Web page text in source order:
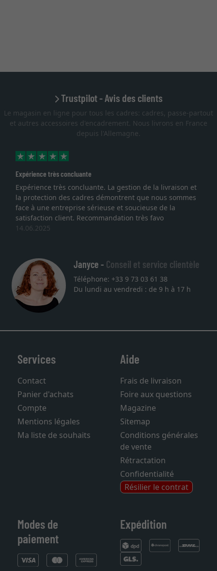
Trustpilot - Avis des clients
Le magasin en ligne pour tous les cadres: cadres, passe-partout
et autres accessoires d'encadrement. Nous livrons en France
depuis l'Allemagne.
Expérience très concluante
Expérience très concluante. La gestion de la livraison et
la protection des cadres démontrent que nous sommes
face à une entreprise sérieuse et soucieuse de la
satisfaction client. Recommandation très favo
14.06.2025
Janyce - Conseil et service clientèle
Téléphone: +33 9 73 03 61 38
Du lundi au vendredi : de 9 h à 17 h
Services
Contact
Panier d'achats
Compte
Mentions légales
Ma liste de souhaits
Aide
Frais de livraison
Foire aux questions
Magazine
Sitemap
Conditions générales
de vente
Rétractation
Confidentialité
Résilier le contrat
Modes de
paiement
Expédition